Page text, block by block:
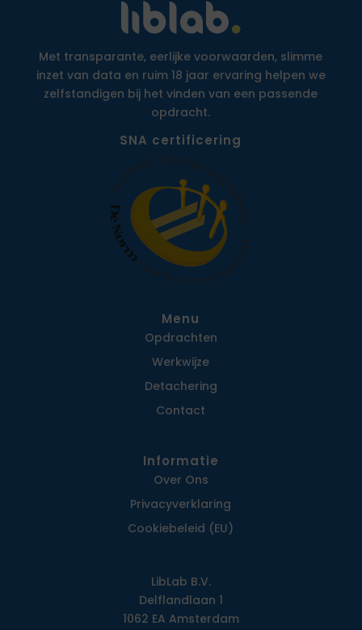
Met transparante, eerlijke voorwaarden, slimme
inzet van data en ruim 18 jaar ervaring helpen we
zelfstandigen bij het vinden van een passende
opdracht.
SNA certificering
Menu
Opdrachten
Werkwijze
Detachering
Contact
Informatie
Over Ons
Privacy­verklaring
Cookiebeleid (EU)
LibLab B.V.
Delflandlaan 1
1062 EA Amsterdam